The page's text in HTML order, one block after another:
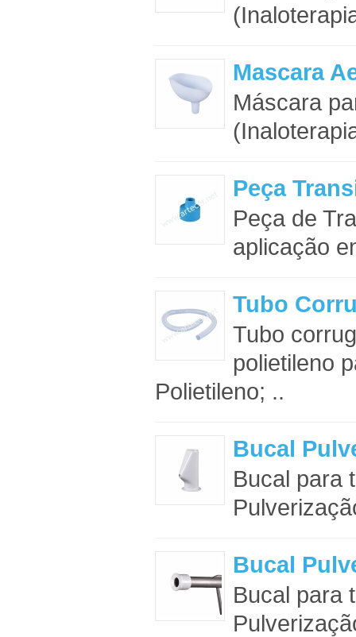
Mascara
Máscara
Peça
Peça de
aplicação
Tubo
Tubo
polietileno
Polietileno; ..
Bucal
Bucal para
Bucal
Bucal para